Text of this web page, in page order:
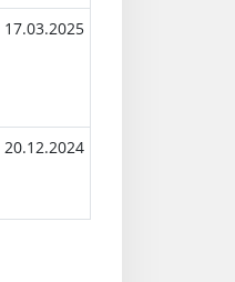
17.03.2025
20.12.2024